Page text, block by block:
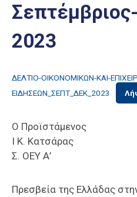
Επαγγελμάτων
Έκθεση
ΕΒΕΠ-
Πιερία
2023
ΔΕΛΤΙΟ-ΟΙΚΟΝΟΜΙΚΩΝ-ΚΑΙ-
ΕΙΔΗΣΕΩΝ_ΣΕΠΤ_ΔΕΚ_2023
Ο Προϊστάμενος
Ι Κ. Κατσάρας
Σ. ΟΕΥ Α’
Πρεσβεία της Ελλάδας